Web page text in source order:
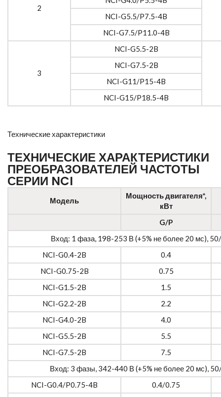
2
NCI-G5.5/P7.5-4B
NCI-G7.5/P11.0-4B
3
NCI-G5.5-2B
NCI-G7.5-2B
NCI-G11/P15-4B
NCI-G15/P18.5-4B
Технические характеристики
ТЕХНИЧЕСКИЕ ХАРАКТЕРИСТИКИ
ПРЕОБРАЗОВАТЕЛЕЙ ЧАСТОТЫ
СЕРИИ NCI
Модель
Мощность двигателя*,
кВт
G/P
Вход: 1 фаза, 198-253 В (+5% не более 20 мс),
NCI-G0.4-2B
0.4
NCI-G0.75-2B
0.75
NCI-G1.5-2B
1.5
NCI-G2.2-2B
2.2
NCI-G4.0-2B
4.0
NCI-G5.5-2B
5.5
NCI-G7.5-2B
7.5
Вход: 3 фазы, 342-440 В (+5% не более 20 мс),
NCI-G0.4/P0.75-4B
0.4/0.75